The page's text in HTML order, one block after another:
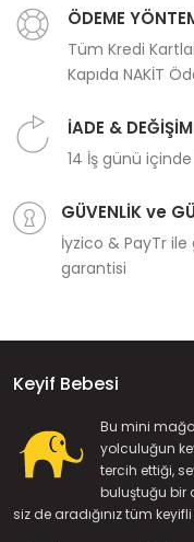
ÖDEME
Tüm Kredi
Kapıda NAKİT
İADE & DEĞİŞİM
14 İş günü
GÜVENLİK ve
İyzico & PayTr
garantisi
Keyif Bebesi
Bu mini
yolculuğun
tercih ettiği,
buluştuğu bir
siz de aradığınız tüm